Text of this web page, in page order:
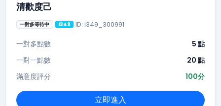
清歡度己
一對多等待中 i349 ID: i349_300991
一對多點數
5 點
一對一點數
20 點
滿意度評分
100分
立即進入